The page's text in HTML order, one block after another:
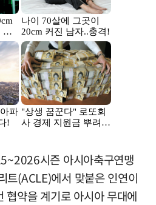
시즌 아시아축구연맹
트(ACLE)에서 맞붙은 인연이
약을 계기로 아시아 무대에